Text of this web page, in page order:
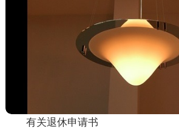
有关退休申请书